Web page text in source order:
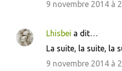
9 novembre 2014 à
Lhisbei a dit…
La suite, la suite, la
9 novembre 2014 à